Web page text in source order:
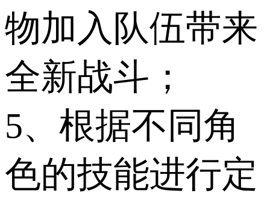
物加入队伍带来
全新战斗；
5、根据不同角
色的技能进行定